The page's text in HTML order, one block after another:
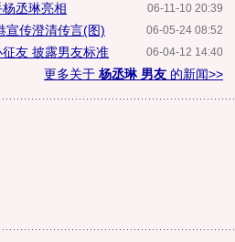
06-11-10 20:39
丞琳亮相
06-05-24 08:52
宣传澄清传言(图)
06-04-12 14:40
征友 披露男友标准
更多关于 杨丞琳 男友 的新闻>>